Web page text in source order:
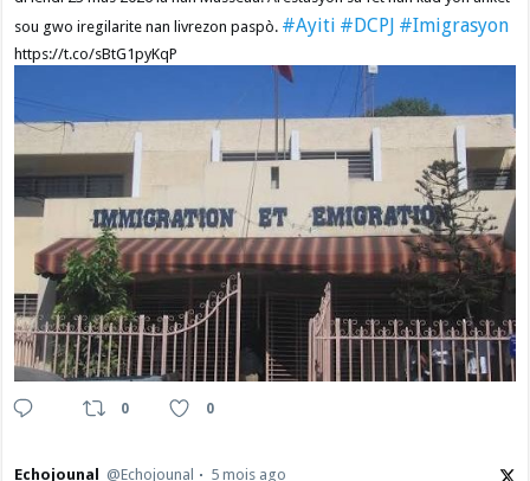
sou gwo iregilarite nan livrezon paspò. #Ayiti #DCPJ #Imigrasyon
https://t.co/sBtG1pyKqP
0 0
Echojounal @Echojounal
5 mois ago